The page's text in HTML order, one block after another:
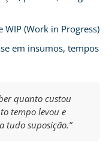
WIP (Work in Progress)
em insumos, tempos
quanto custou
tempo levou e
tudo suposição.”